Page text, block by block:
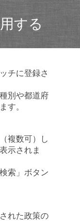
する
チに登録さ
別や都道府
す。
複数可）し
示されま
索」ボタン
れた政策の